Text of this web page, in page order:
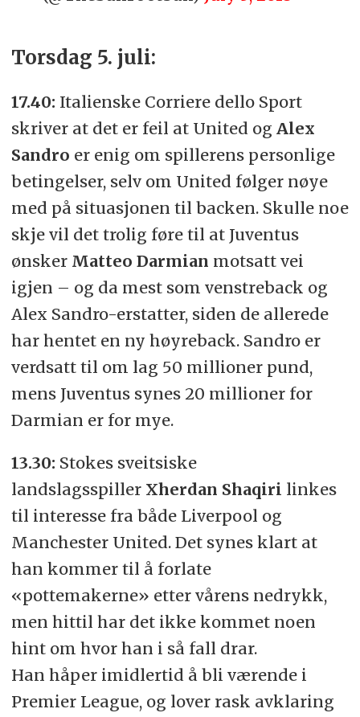
Torsdag 5. juli:
17.40: Italienske Corriere dello Sport
skriver at det er feil at United og Alex
Sandro er enig om spillerens personlige
betingelser, selv om United følger nøye
med på situasjonen til backen. Skulle noe
skje vil det trolig føre til at Juventus
ønsker Matteo Darmian motsatt vei
igjen – og da mest som venstreback og
Alex Sandro-erstatter, siden de allerede
har hentet en ny høyreback. Sandro er
verdsatt til om lag 50 millioner pund,
mens Juventus synes 20 millioner for
Darmian er for mye.
13.30: Stokes sveitsiske
landslagsspiller Xherdan Shaqiri linkes
til interesse fra både Liverpool og
Manchester United. Det synes klart at
han kommer til å forlate
«pottemakerne» etter vårens nedrykk,
men hittil har det ikke kommet noen
hint om hvor han i så fall drar.
Han håper imidlertid å bli værende i
Premier League, og lover rask avklaring